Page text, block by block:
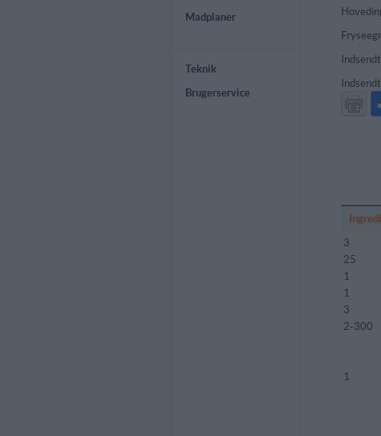
Madplaner
Teknik
Brugerservice
på
3
25
1
1
3
2-300
1